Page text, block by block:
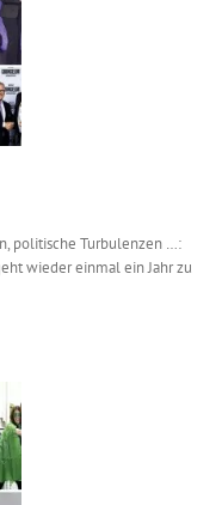
politische Turbulenzen …:
wieder einmal ein Jahr zu